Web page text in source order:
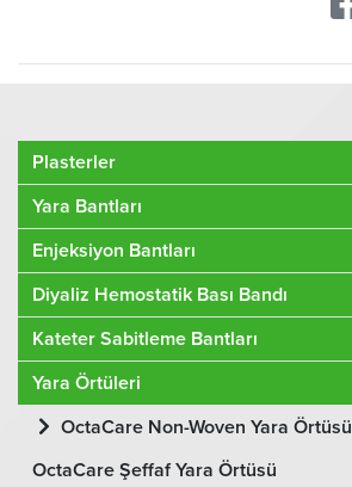
Plasterler
Yara Bantları
Enjeksiyon Bantları
Diyaliz Hemostatik Bası Bandı
Kateter Sabitleme Bantları
Yara Örtüleri
OctaCare Non-Woven Yara Örtüsü
OctaCare Şeffaf Yara Örtüsü